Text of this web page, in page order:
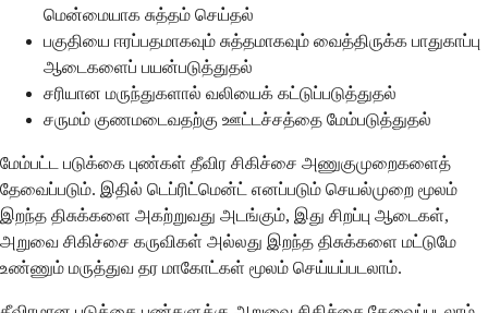
மென்மையாக சுத்தம் செய்தல்
பகுதியை ஈரப்பதமாகவும் சுத்தமாகவும் வைத்திருக்க பாதுகாப்பு
ஆடைகளைப் பயன்படுத்துதல்
சரியான மருந்துகளால் வலியைக் கட்டுப்படுத்துதல்
சருமம் குணமடைவதற்கு ஊட்டச்சத்தை மேம்படுத்துதல்
மேம்பட்ட படுக்கை புண்கள் தீவிர சிகிச்சை அணுகுமுறைகளைத்
தேவைப்படும். இதில் டெப்ரிட்மென்ட் எனப்படும் செயல்முறை மூலம்
இறந்த திசுக்களை அகற்றுவது அடங்கும், இது சிறப்பு ஆடைகள்,
அறுவை சிகிச்சை கருவிகள் அல்லது இறந்த திசுக்களை மட்டுமே
உண்ணும் மருத்துவ தர மாகோட்கள் மூலம் செய்யப்படலாம்.